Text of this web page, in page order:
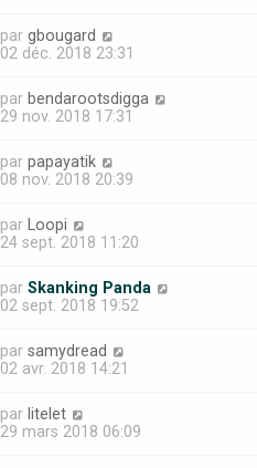
par gbougard
02 déc. 2018 23:31
par bendarootsdigga
29 nov. 2018 17:31
par papayatik
08 nov. 2018 20:39
par
Loopi
24 sept. 2018 11:20
par Skanking Panda
02 sept. 2018 19:52
par samydread
02 avr. 2018 14:21
par litelet
29 mars 2018 06:09